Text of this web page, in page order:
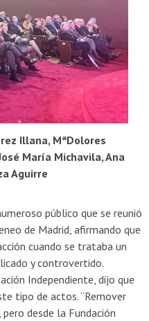
Illana, MªDolores
María Michavila, Ana
Aguirre
público que se reunió
de Madrid, afirmando que
cuando se trataba un
y controvertido.
Independiente, dijo que
tipo de actos. “Remover
desde la Fundación